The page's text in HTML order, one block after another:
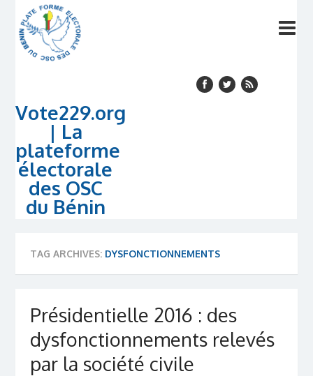
Vote229.org
| La
plateforme
électorale
des OSC
du Bénin
TAG ARCHIVES: DYSFONCTIONNEMENTS
Présidentielle 2016 : des
dysfonctionnements relevés
par la société civile